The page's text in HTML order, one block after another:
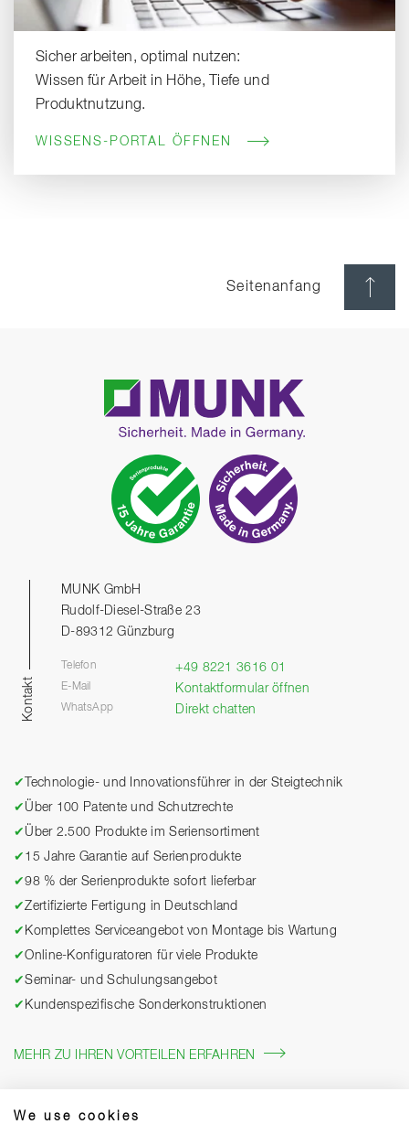
We use cookies
Sicher arbeiten, optimal nutzen:
Wissen für Arbeit in Höhe, Tiefe und
Produktnutzung.
WISSENS-PORTAL ÖFFNEN
Seitenanfang
Kontakt
MUNK GmbH
Rudolf-Diesel-Straße 23
D-89312 Günzburg
Telefon +49 8221 3616 01
E-Mail Kontaktformular öffnen
WhatsApp Direkt chatten
✔
Technologie- und Innovationsführer in der Steigtechnik
✔ Über 100 Patente und Schutzrechte
✔ Über 2.500 Produkte im Seriensortiment
✔ 15 Jahre Garantie auf Serienprodukte
✔98 % der Serienprodukte sofort lieferbar
✔Zertifizierte Fertigung in Deutschland
✔ Komplettes Serviceangebot von Montage bis Wartung
✔Online-Konfiguratoren für viele Produkte
✔Seminar- und Schulungsangebot
✔ Kundenspezifische Sonderkonstruktionen
MEHR ZU IHREN VORTEILEN ERFAHREN